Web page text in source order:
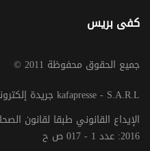
كفى بريس
© جميع الحقوق محفوظة 2011
جريدة إلكترونية مستقلة تصدر عن الشركة kafapresse - S.A.R.L
2016: عدد 1 - 017 ص ح